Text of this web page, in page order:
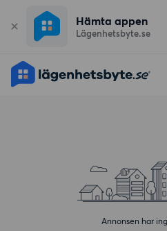
Hämta appen
Lägenhetsbyte.se
Annonsen har